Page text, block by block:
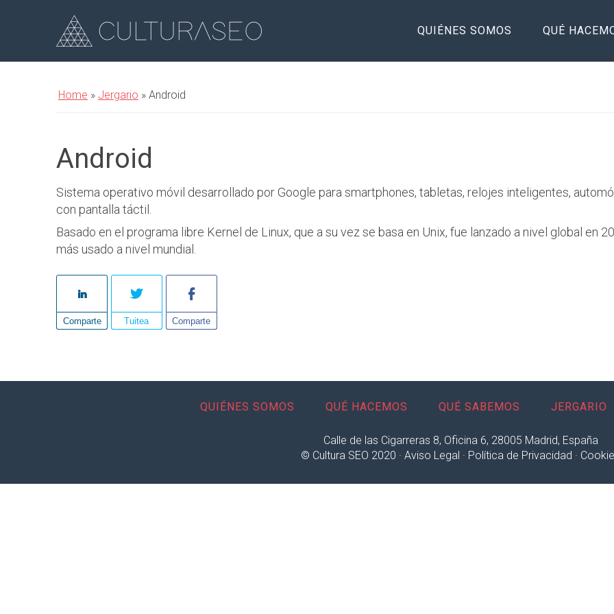
QUIÉNES SOMOS QUÉ
Home » Jergario » Android
Android
Sistema operativo móvil desarrollado por Google para smartphones, tabletas, relojes inteligentes,
con pantalla táctil.
Basado en el programa libre Kernel de Linux, que a su vez se basa en Unix, fue lanzado a nivel global en
más usado a nivel mundial.
Comparte Tuitea Comparte
QUIÉNES SOMOS QUÉ HACEMOS QUÉ SABEMOS JERGARIO
Calle de las Cigarreras 8, Oficina 6, 28005 Madrid, España
© Cultura SEO 2020 · Aviso Legal · Política de Privacidad ·